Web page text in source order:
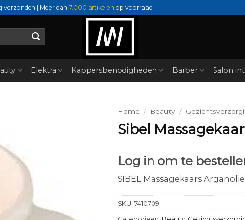
verzonden | Meer dan 7.000 artikelen op voorraad
Elektra Kappersbenodigheden Barber Salon
Home / Beauty /
Sibel
Log in om te
SIBEL Massagekaars
SKU: 7410709